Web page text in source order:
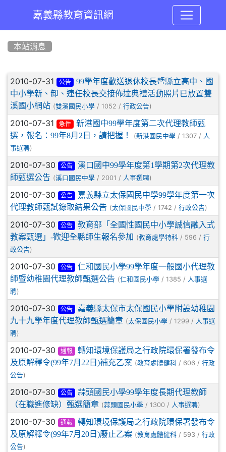
嘉義縣教育資訊網
本站消息
文章列表
2010-07-31 公告
99學年度歡送退休校長暨縣立高中、國
中小學新、卸、連任校長交接佈達典禮活動照片已放置雙
溪國小網站 (雙溪國民小學 / 1052 / 行政公告)
2010-07-31 急件
新港國中99學年度第二次代理教師甄
選，報名：99年8月2日，請把握！
(新港國民中學 / 1307 / 人
事選聘)
2010-07-30 公告
溪口國中99學年度第1學期第2次代理教
師甄選公告 (溪口國民中學 / 2001 / 人事選聘)
2010-07-30 公告
嘉義縣立太保國民中學99學年度第一次
代理教師甄試錄取結果公告 (太保國民中學 / 1742 / 行政公告)
2010-07-30 公告
教育部「全國性國民中小學誠信融入式
教案甄選」-歡迎全縣師生報名參加 (教育處學特科 / 596 / 行
政公告)
2010-07-30 公告
仁和國民小學99學年度一般國小代理教
師暨幼稚園代理教師甄選公告 (仁和國民小學 / 1385 / 人事選
聘)
2010-07-30 公告
嘉義縣太保市太保國民小學附設幼稚園
九十九學年度代理教師甄選簡章 (太保國民小學 / 1299 / 人事選
聘)
2010-07-30 通報
轉知環境保護局之行政院環保署發布令
及原解釋令(99年7月22日)補充乙案 (教育處體健科 / 606 / 行政
公告)
2010-07-30 公告
蒜頭國民小學99學年度長期代理教師
（在職進修缺）甄選簡章 (蒜頭國民小學 / 1300 / 人事選聘)
2010-07-30 通報
轉知環境保護局之行政院環保署發布令
及原解釋令(99年7月20日)廢止乙案 (教育處體健科 / 593 / 行政
公告)